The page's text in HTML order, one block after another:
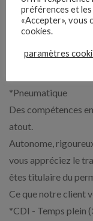
industrielle,
équivalent) et vous
*Électricité
*Pneumatique
Des compétences
atout.
Autonome,
vous appréciez le
êtes titulaire du
Ce que notre client
*CDI - Temps plein
préférences et
«Accepter», vous
cookies.
paramètres